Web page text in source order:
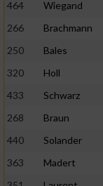
464
Wiegand
266
Brachmann
250
Bales
320
Holl
433
Schwarz
268
Braun
440
Solander
363
Madert